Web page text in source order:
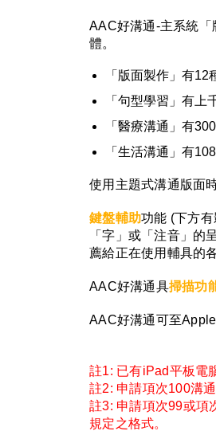
AAC好溝通-主系統「
體。
「版面製作」有
「句型學習」有上
「醫療溝通」有
「生活溝通」有
使用主題式溝通版面
鍵盤輔助功能 (下方
「字」或「注音」
薦給正在使用輔具的各
AAC好溝通具掃描功
AAC好溝通可至
註1: 已有iPad平板電
註2: 申請項次100溝
註3: 申請項次99或項
規定之格式。